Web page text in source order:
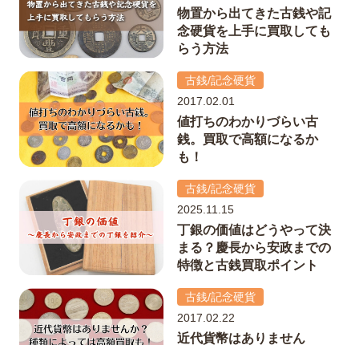
物置から出てきた古銭や記
念硬貨を上手に買取しても
らう方法
古銭/記念硬貨
2017.02.01
値打ちのわかりづらい古
銭。買取で高額になるか
も！
古銭/記念硬貨
2025.11.15
丁銀の価値はどうやって決
まる？慶長から安政までの
特徴と古銭買取ポイント
古銭/記念硬貨
2017.02.22
近代貨幣はありません